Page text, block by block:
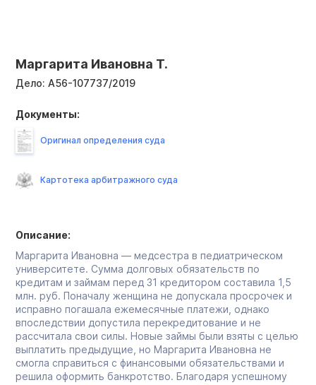
Маргарита Ивановна Т.
Дело: А56-107737/2019
Описание:
Маргарита Ивановна — медсестра в педиатрическом
университете. Сумма долговых обязательств по
кредитам и займам перед 31 кредитором составила 1,5
млн. руб. Поначалу женщина не допускала просрочек и
исправно погашала ежемесячные платежи, однако
впоследствии допустила перекредитование и не
рассчитала свои силы. Новые займы были взяты с целью
выплатить предыдущие, но Маргарита Ивановна не
смогла справиться с финансовыми обязательствами и
решила оформить банкротство. Благодаря успешному
Документы:
Оригинал определения суда
Картотека арбитражного суда